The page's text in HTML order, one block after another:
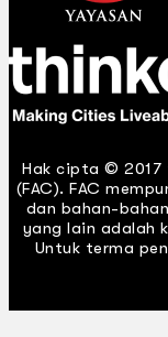
Hak cipta © 2017
(FAC). FAC
dan bahan-
yang lain adalah
Untuk terma